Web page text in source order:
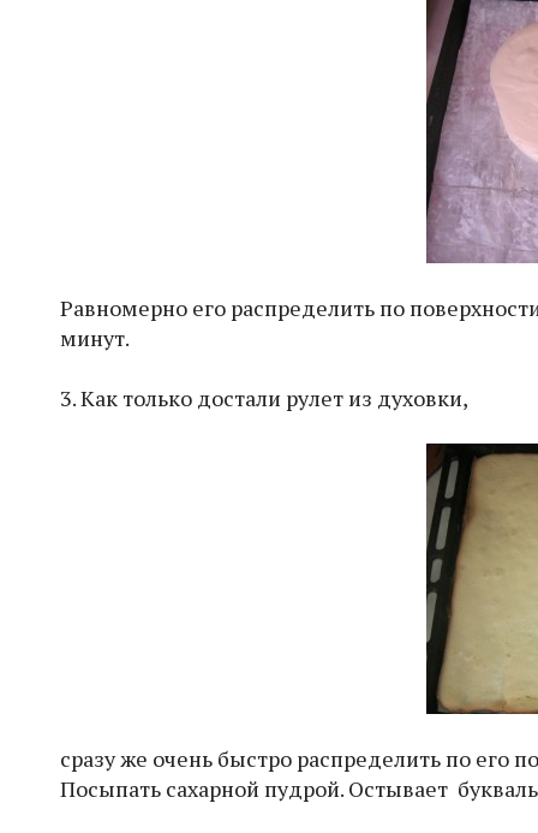
Равномерно его распределить по
минут.
3. Как только достали рулет из духовки,
сразу же очень быстро распределить по его
Посыпать сахарной пудрой. Остывает